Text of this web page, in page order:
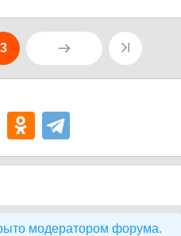
3
модератором форума.